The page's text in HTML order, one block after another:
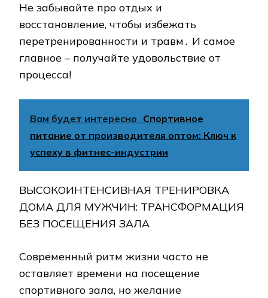
Не забывайте про отдых и
восстановление, чтобы избежать
перетренированности и травм․ И самое
главное – получайте удовольствие от
процесса!
Вам будет интересно Спортивное
питание от производителя оптом: Ключ к
успеху в фитнес-индустрии
ВЫСОКОИНТЕНСИВНАЯ ТРЕНИРОВКА
ДОМА ДЛЯ МУЖЧИН: ТРАНСФОРМАЦИЯ
БЕЗ ПОСЕЩЕНИЯ ЗАЛА
Современный ритм жизни часто не
оставляет времени на посещение
спортивного зала, но желание